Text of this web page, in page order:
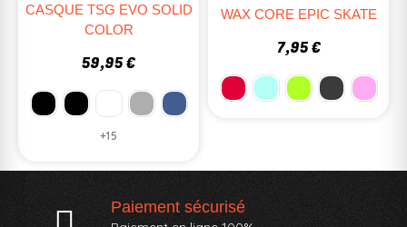
CASQUE TSG EVO SOLID
COLOR
59,95 €
+15
WAX CORE EPIC SKATE
7,95 €
Paiement sécurisé